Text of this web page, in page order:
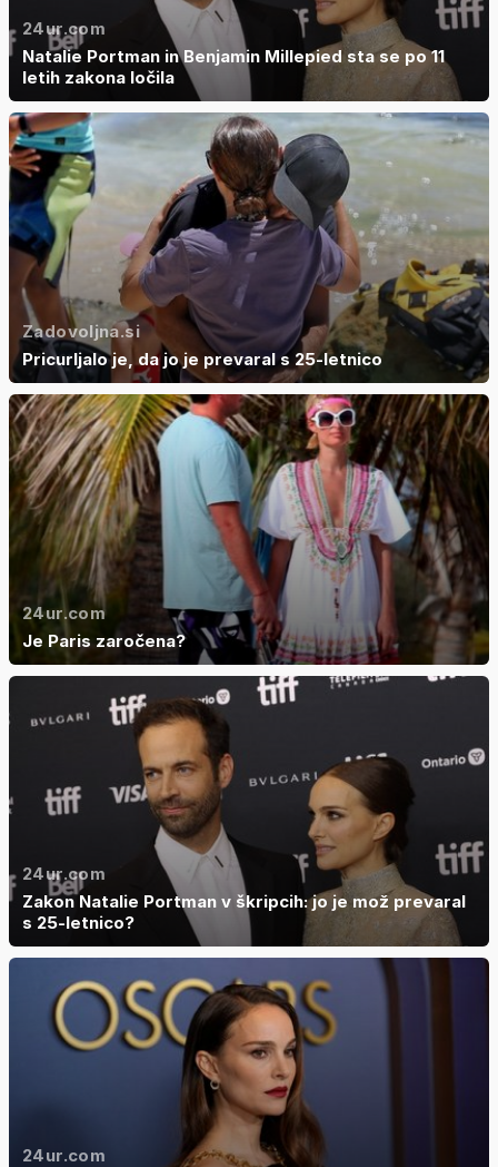
24ur.com
Natalie Portman in Benjamin Millepied sta se po 11
letih zakona ločila
Zadovoljna.si
Pricurljalo je, da jo je prevaral s 25-letnico
24ur.com
Je Paris zaročena?
24ur.com
Zakon Natalie Portman v škripcih: jo je mož prevaral
s 25-letnico?
24ur.com